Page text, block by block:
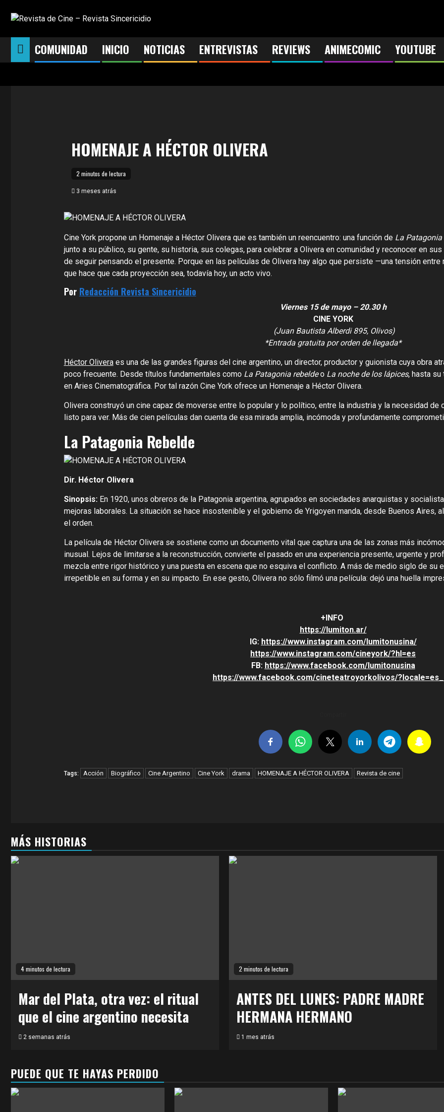
COMUNIDAD INICIO NOTICIAS ENTREVISTAS REVIEWS ANIMECOMIC YOUTUBE
HOMENAJE A HÉCTOR OLIVERA
2 minutos de lectura
3 meses atrás
Cine York propone un Homenaje a Héctor Olivera que es también un reencuentro: una función deLa Patagonia
junto a su público, su gente, su historia, sus colegas, para celebrar a Olivera en comunidad y reconocer en
de seguir pensando el presente. Porque en las películas de Olivera hay algo que persiste —una tensión
que hace que cada proyección sea, todavía hoy, un acto vivo.
Por Redacción Revista Sincericidio
Viernes 15 de mayo – 20.30 h
CINE YORK
(Juan Bautista Alberdi 895, Olivos)
*Entrada gratuita por orden de llegada*
Héctor Oliveraes una de las grandes figuras del cine argentino, un director, productor y guionista cuya obra
poco frecuente. Desde títulos fundamentales comoLa Patagonia rebeldeo La noche de los lápices, hasta su
en Aries Cinematográfica. Por tal razón Cine York ofrece un Homenaje a Héctor Olivera.
Olivera construyó un cine capaz de moverse entre lo popular y lo político, entre la industria y la necesidad
listo para ver. Más de cien películas dan cuenta de esa mirada amplia, incómoda y profundamente
La Patagonia Rebelde
Dir. Héctor Olivera
Sinopsis: En 1920, unos obreros de la Patagonia argentina, agrupados en sociedades anarquistas y
mejoras laborales. La situación se hace insostenible y el gobierno de Yrigoyen manda, desde Buenos Aires,
el orden.
La película de Héctor Olivera se sostiene como un documento vital que captura una de las zonas más
inusual. Lejos de limitarse a la reconstrucción, convierte el pasado en una experiencia presente, urgente y
mezcla entre rigor histórico y una puesta en escena que no esquiva el conflicto. A más de medio siglo de su
irrepetible en su forma y en su impacto. En ese gesto, Olivera no sólo filmó una película: dejó una huella
+INFO
https://lumiton.ar/
IG: https://www.instagram.com/lumitonusina/
https://www.instagram.com/cineyork/?hl=es
FB: https://www.facebook.com/lumitonusina
https://www.facebook.com/cineteatroyorkolivos/
Tags: Acción Biográfico Cine Argentino Cine York drama HOMENAJE A HÉCTOR OLIVERA Revista de cine
MÁS HISTORIAS
4 minutos de lectura
Mar del Plata, otra vez: el ritual
que el cine argentino necesita
2 semanas atrás
2 minutos de lectura
ANTES DEL LUNES: PADRE MADRE
HERMANA HERMANO
1 mes atrás
PUEDE QUE TE HAYAS PERDIDO